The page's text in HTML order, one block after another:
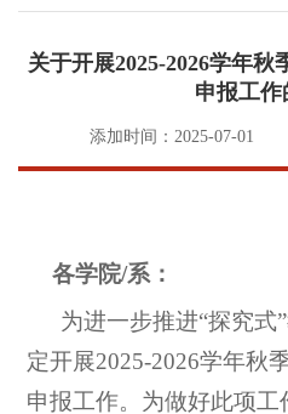
关于开展2025-2026学年
申报工作
添加时间：2025-07-01
各学院/系：
为进一步推进“探究式
定开展2025-2026学年秋
申报工作。为做好此项